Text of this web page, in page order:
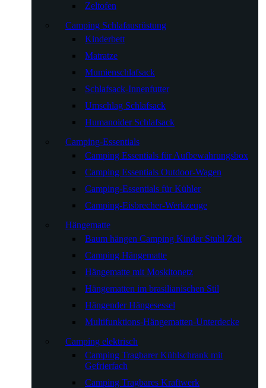
Zeltofen
Camping Schlafausrüstung
Kinderbett
Matratze
Mumienschlafsack
Schlafsack-Innenfutter
Umschlag Schlafsack
Humanoider Schlafsack
Camping-Essentials
Camping Essentials für Aufbewahrungsbox
Camping Essentials Outdoor-Wagen
Camping-Essentials für Kühler
Camping-Eisbrecher-Werkzeuge
Hängematte
Baum hängen Camping Kinder Stuhl Zelt
Camping Hängematte
Hängematte mit Moskitonetz
Hängematten im brasilianischen Stil
Hängender Hängesessel
Multifunktions-Hängematten-Unterdecke
Camping elektrisch
Camping Tragbarer Kühlschrank mit
Gefrierfach
Camping Tragbares Kraftwerk